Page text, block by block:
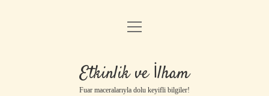
Anasayfa
Gizlilik Politikası
Yasal Uyarı
menüyü
Etkinlik ve İlham
Fuar maceralarıyla dolu keyifli bilgiler!